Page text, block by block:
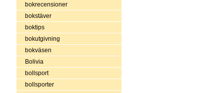
bokrecensioner
bokstäver
boktips
bokutgivning
bokväsen
Bolivia
bollsport
bollsporter